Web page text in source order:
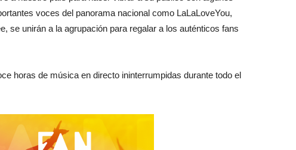
voces del panorama nacional como LaLaLoveYou,
se unirán a la agrupación para regalar a los auténticos fans
horas de música en directo ininterrumpidas durante todo el